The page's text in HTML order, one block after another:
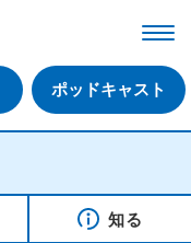
ポッドキャスト
知る